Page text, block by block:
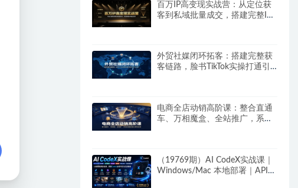
百万IP高变现实战营：从定位获
客到私域批量成交，搭建完整IP
外贸社媒闭环拓客：搭建完整获
客链路，脸书TikTok实操打通引
电商全店动销高阶课：整合直通
车、万相魔盒、全站推广，系统
（19769期）AI CodeX实战课｜
Windows/Mac 本地部署｜API